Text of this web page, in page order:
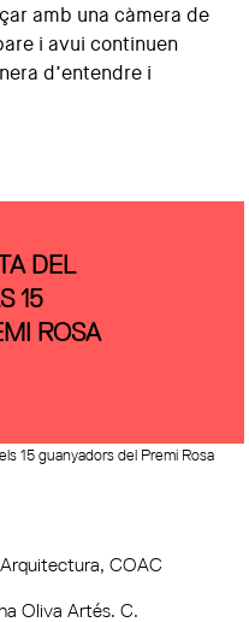
amb una càmera de
i avui continuen
d’entendre i
DEL
15
ROSA
15 guanyadors del Premi Rosa
COAC
Oliva Artés. C.